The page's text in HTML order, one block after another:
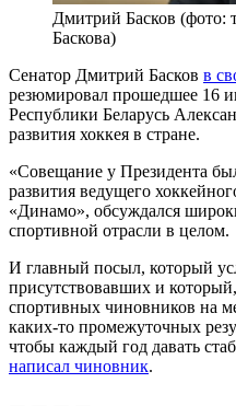
Дмитрий Басков (фото:
Баскова)
Сенатор Дмитрий Басков в
резюмировал прошедшее 16
Республики Беларусь
развития хоккея в стране.
«Совещание у Президента
развития ведущего
«Динамо», обсуждался
спортивной отрасли в целом.
И главный посыл, который
присутствовавших и
спортивных чиновников на
каких-то промежуточных
чтобы каждый год давать
написал чиновник.